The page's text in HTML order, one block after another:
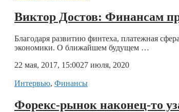
Виктор Достов: Финансам
Благодаря развитию финтеха, платежная
экономики. О ближайшем будущем …
22 мая, 2017, 15:0027 июля, 2020
Интервью, Финансы
Форекс-рынок наконец-то